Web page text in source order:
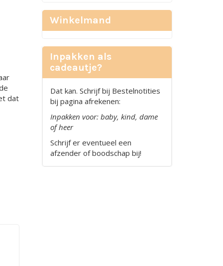
dat
Winkelmand
Inpakken als
cadeautje?
Dat kan. Schrijf bij Bestelnotities
bij pagina afrekenen:
Inpakken voor: baby, kind, dame
of heer
Schrijf er eventueel een
afzender of boodschap bij!